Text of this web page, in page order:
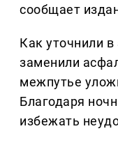
сообщает
Как уточнили
заменили
межпутье
Благодаря
избежать